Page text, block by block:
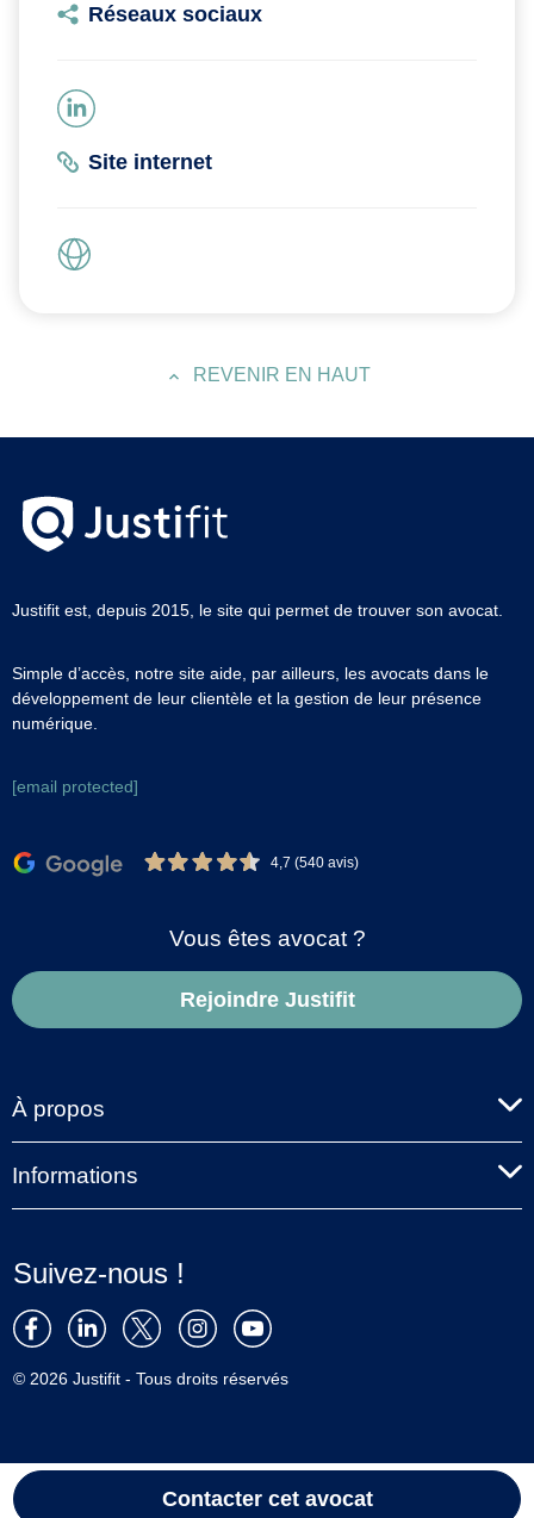
Réseaux sociaux
Site internet
REVENIR EN HAUT
Contacter cet avocat
Justifit est, depuis 2015, le site qui permet de trouver son avocat.
Simple d’accès, notre site aide, par ailleurs, les avocats dans le
développement de leur clientèle et la gestion de leur présence
numérique.
[email protected]
4,7 (540 avis)
Vous êtes avocat ?
Rejoindre Justifit
À propos
Informations
Suivez-nous !
© 2026 Justifit - Tous droits réservés